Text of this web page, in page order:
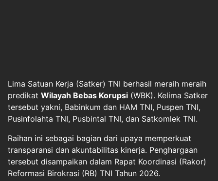
Lima Satuan Kerja (Satker) TNI berhasil meraih meraih
predikat Wilayah Bebas Korupsi (WBK). Kelima Satker
tersebut yakni, Babinkum dan HAM TNI, Puspen TNI,
Pusinfolahta TNI, Pusbintal TNI, dan Satkomlek TNI.
Raihan ini sebagai bagian dari upaya memperkuat
transparansi dan akuntabilitas kinerja. Penghargaan
tersebut disampaikan dalam Rapat Koordinasi (Rakor)
Reformasi Birokrasi (RB) TNI Tahun 2026.